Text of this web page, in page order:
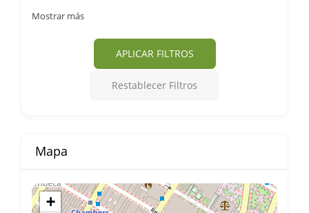
Mostrar más
APLICAR FILTROS
Restablecer Filtros
Mapa
+